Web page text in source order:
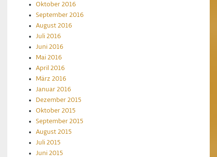
Oktober 2016
September 2016
August 2016
Juli 2016
Juni 2016
Mai 2016
April 2016
März 2016
Januar 2016
Dezember 2015
Oktober 2015
September 2015
August 2015
Juli 2015
Juni 2015